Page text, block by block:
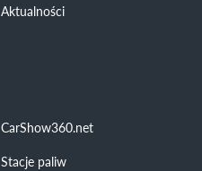
Aktualności
CarShow360.net
Stacje paliw